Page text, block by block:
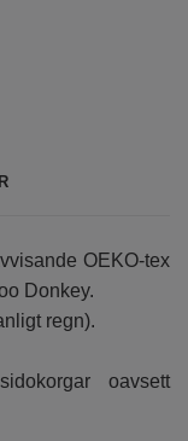
OEKO-tex
Donkey.
regn).
oavsett